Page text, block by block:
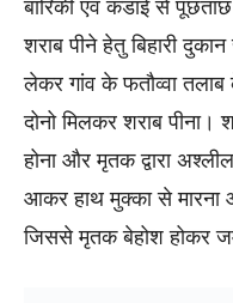
बारिकी एवं कडाई से
शराब पीने हेतु बिहारी
लेकर गांव के फतौव्वा
दोनो मिलकर शराब पीना।
होना और मृतक द्वारा
आकर हाथ मुक्का से
जिससे मृतक बेहोश होकर